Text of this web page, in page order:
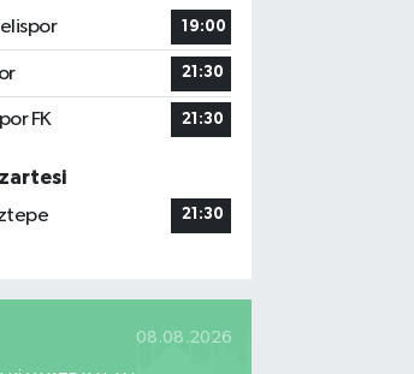
19:00
21:30
FK 21:30
21:30
08.08.2026